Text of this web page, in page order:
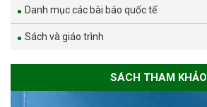
Danh mục các bài báo quốc tế
Sách và giáo trình
SÁCH THAM KHẢO